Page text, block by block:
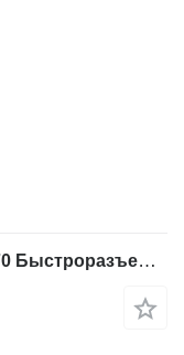
Квик-каплер JCB 531-70 Jcb 541-70 Быстроразъемное соединение Qufit для телескопического погрузчика JCB 531-70 541-70